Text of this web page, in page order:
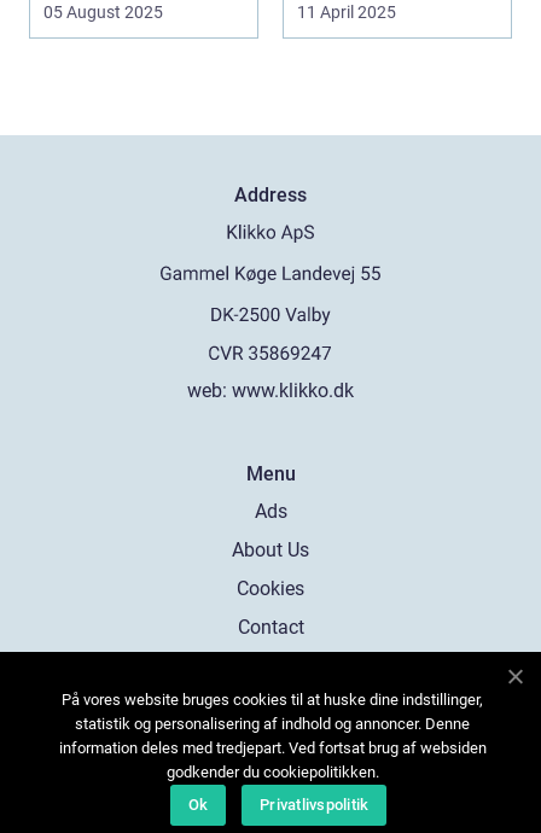
05 August 2025 11 April 2025
Address
web: www.klikko.dk
Menu
Ads
About Us
Cookies
Contact
På vores website bruges cookies til at huske dine indstillinger,
statistik og personalisering af indhold og annoncer. Denne
information deles med tredjepart. Ved fortsat brug af websiden
godkender du cookiepolitikken.
Ok
Privatlivspolitik